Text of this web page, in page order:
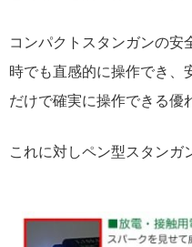
コンパクトスタンガンの安
時でも直感的に操作でき、
だけで確実に操作できる優
これに対しペン型スタンガ